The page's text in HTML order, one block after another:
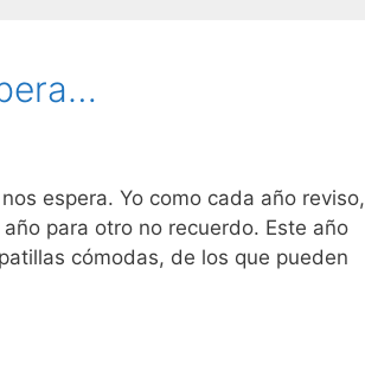
espera. Yo como cada año reviso,
para otro no recuerdo. Este año
cómodas, de los que pueden